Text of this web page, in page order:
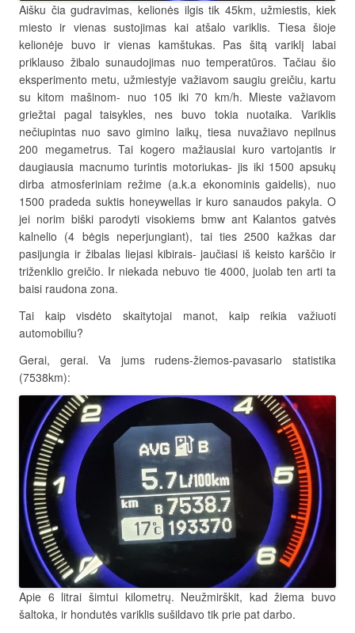
Aišku čia gudravimas, kelionės ilgis tik 45km, užmiestis, kiek
miesto ir vienas sustojimas kai atšalo variklis. Tiesa šioje
kelionėje buvo ir vienas kamštukas. Pas šitą variklį labai
priklauso žibalo sunaudojimas nuo temperatūros. Tačiau šio
eksperimento metu, užmiestyje važiavom saugiu greičiu, kartu
su kitom mašinom- nuo 105 iki 70 km/h. Mieste važiavom
griežtai pagal taisykles, nes buvo tokia nuotaika. Variklis
nečiupintas nuo savo gimino laikų, tiesa nuvažiavo nepilnus
200 megametrus. Tai kogero mažiausiai kuro vartojantis ir
daugiausia macnumo turintis motoriukas- jis iki 1500 apsukų
dirba atmosferiniam režime (a.k.a ekonominis gaidelis), nuo
1500 pradeda suktis honeywellas ir kuro sanaudos pakyla. O
jei norim biški parodyti visokiems bmw ant Kalantos gatvės
kalnelio (4 bėgis neperjungiant), tai ties 2500 kažkas dar
pasijungia ir žibalas liejasi kibirais- jaučiasi iš keisto karščio ir
triženklio greičio. Ir niekada nebuvo tie 4000, juolab ten arti ta
baisi raudona zona.
Tai kaip visdėto skaitytojai manot, kaip reikia važiuoti
automobiliu?
Gerai, gerai. Va jums rudens-žiemos-pavasario statistika
(7538km):
Apie 6 litrai šimtui kilometrų. Neužmirškit, kad žiema buvo
šaltoka, ir hondutės variklis sušildavo tik prie pat darbo.